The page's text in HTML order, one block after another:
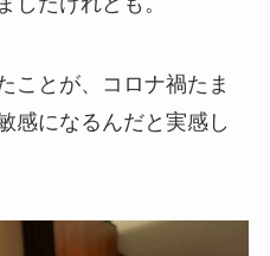
ことが、コロナ禍たま
感になるんだと実感し